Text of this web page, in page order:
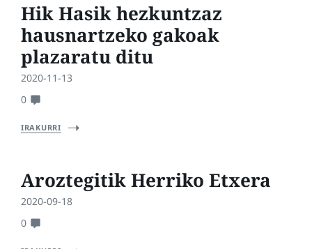
Hik Hasik hezkuntzaz
hausnartzeko gakoak
plazaratu ditu
2020-11-13
0
IRAKURRI
Aroztegitik Herriko Etxera
2020-09-18
0